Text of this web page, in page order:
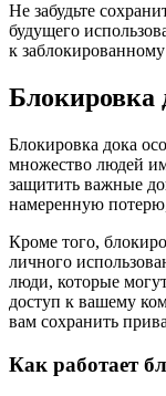
Не забудьте
будущего
к
Блокировка
Блокировка дока
множество людей
защитить важные
намеренную
Кроме того,
личного
люди, которые
доступ к вашему
вам сохранить
Как работает